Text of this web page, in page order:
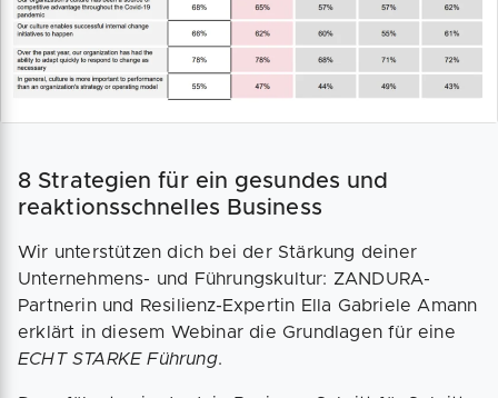
8 Strategien für ein gesundes und
reaktionsschnelles Business
Wir unterstützen dich bei der Stärkung deiner
Unternehmens- und Führungskultur: ZANDURA-
Partnerin und Resilienz-Expertin Ella Gabriele Amann
erklärt in diesem Webinar die Grundlagen für eine
ECHT STARKE Führung.